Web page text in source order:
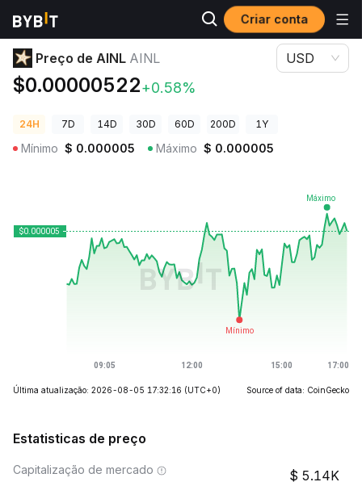
Criar conta
Preços de Criptomoedas Preço de AINL AINL
Preço de AINL AINL
$0.00000522+0.58%
USD
24H 7D 14D 30D 60D 200D 1Y
Mínimo $ 0.000005 Máximo $ 0.000005
Última atualização: 2026-08-05 17:32:16 (UTC+0) Source of data: CoinGecko
Estatisticas de preço
Capitalização de mercado 5.14K